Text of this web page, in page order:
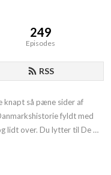
249
Episodes
RSS
knapt så pæne sider af
fyldt med
lidt over. Du lytter til De